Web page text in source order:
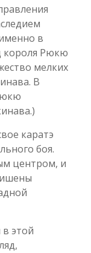
в
короля Рюкю
мелких
В
каратэ
боя.
центром, и
этой